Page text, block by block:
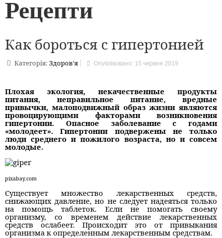
Рецепти
Как бороться с гипертонией
Категорія:Здоров'я Опубліковано: 15 червня 2019
Плохая экология, некачественные продукты
питания, неправильное питание, вредные
привычки, малоподвижный образ жизни являются
провоцирующими факторами возникновения
гипертонии. Опасное заболевание с годами
«молодеет». Гипертонии подвержены не только
люди среднего и пожилого возраста, но и совсем
молодые.
pixabay.com
Существует множество лекарственных средств,
снижающих давление, но не следует надеяться только
на помощь таблеток. Если не помогать своему
организму, со временем действие лекарственных
средств ослабеет. Происходит это от привыкания
организма к определенным лекарственным средствам.